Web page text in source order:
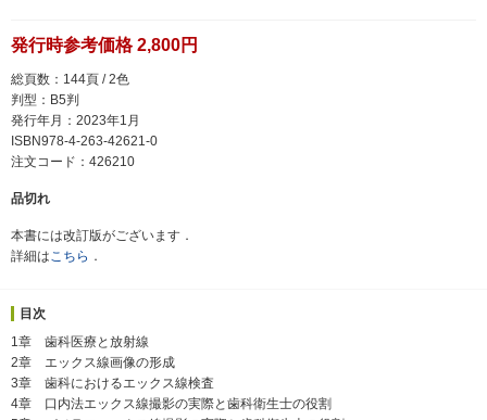
発行時参考価格 2,800円
総頁数：144頁 / 2色
判型：B5判
発行年月：2023年1月
ISBN978-4-263-42621-0
注文コード：426210
品切れ
本書には改訂版がございます．
詳細はこちら ．
目次
1章 歯科医療と放射線
2章 エックス線画像の形成
3章 歯科におけるエックス線検査
4章 口内法エックス線撮影の実際と歯科衛生士の役割